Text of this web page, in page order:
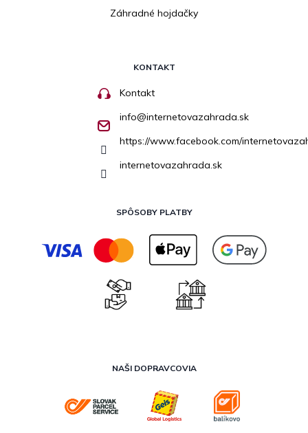
Záhradné hojdačky
KONTAKT
Kontakt
info@internetovazahrada.sk
https://www.facebook.com/
internetovazahrada.sk
SPÔSOBY PLATBY
NAŠI DOPRAVCOVIA